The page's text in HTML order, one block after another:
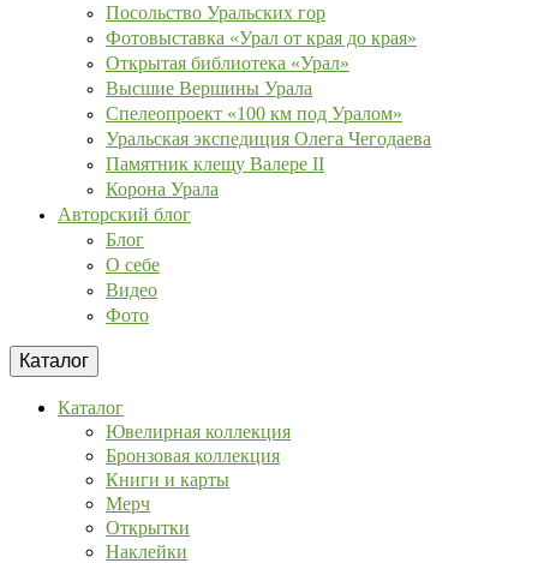
Посольство Уральских гор
Фотовыставка «Урал от края до края»
Открытая библиотека «Урал»
Высшие Вершины Урала
Спелеопроект «100 км под Уралом»
Уральская экспедиция Олега Чегодаева
Памятник клещу Валере II
Корона Урала
Авторский блог
Блог
О себе
Видео
Фото
Каталог
Каталог
Ювелирная коллекция
Бронзовая коллекция
Книги и карты
Мерч
Открытки
Наклейки